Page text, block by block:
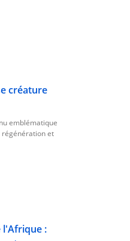
créature
emblématique
régénération et
l'Afrique :